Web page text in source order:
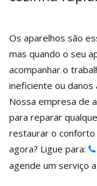
Os aparelhos são
mas quando o seu
acompanhar o
ineficiente ou
Nossa empresa de
para reparar
restaurar o conforto
agora? Ligue para:
agende um serviço